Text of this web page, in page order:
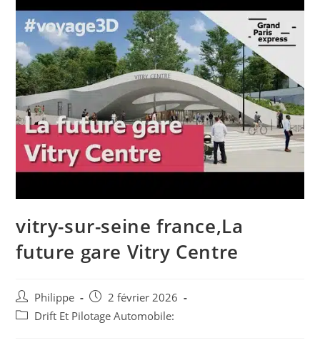
vitry-sur-seine france,La
future gare Vitry Centre
Auteur/autrice
de
Philippe
Post
published:
2 février 2026
PostDrift Et Pilotage Automobile: